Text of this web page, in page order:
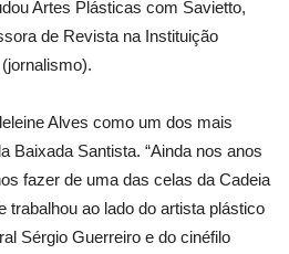
Artes Plásticas com Savietto,
de Revista na Instituição
Alves como um dos mais
Baixada Santista. “Ainda nos anos
fazer de uma das celas da Cadeia
trabalhou ao lado do artista plástico
Sérgio Guerreiro e do cinéfilo